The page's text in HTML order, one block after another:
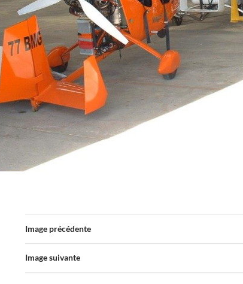
Image précédente
Image suivante